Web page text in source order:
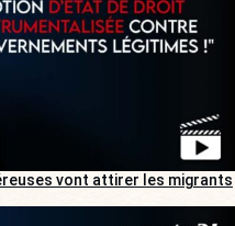
vont attirer les migrants